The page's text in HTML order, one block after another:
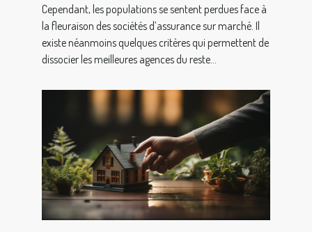
Cependant, les populations se sentent perdues face à
la fleuraison des sociétés d’assurance sur marché. Il
existe néanmoins quelques critères qui permettent de
dissocier les meilleures agences du reste...